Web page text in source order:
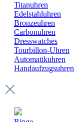
Titanuhren
Edelstahluhren
Bronzeuhren
Carbonuhren
Dresswatches
Tourbillon-Uhren
Automatikuhren
Handaufzugsuhren